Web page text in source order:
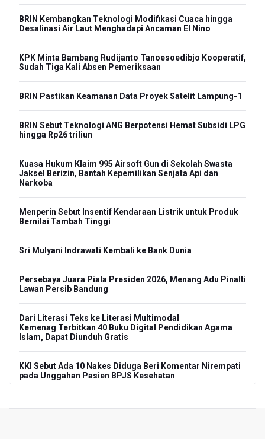
BRIN Kembangkan Teknologi Modifikasi Cuaca hingga
Desalinasi Air Laut Menghadapi Ancaman El Nino
KPK Minta Bambang Rudijanto Tanoesoedibjo Kooperatif,
Sudah Tiga Kali Absen Pemeriksaan
BRIN Pastikan Keamanan Data Proyek Satelit Lampung-1
BRIN Sebut Teknologi ANG Berpotensi Hemat Subsidi LPG
hingga Rp26 triliun
Kuasa Hukum Klaim 995 Airsoft Gun di Sekolah Swasta
Jaksel Berizin, Bantah Kepemilikan Senjata Api dan
Narkoba
Menperin Sebut Insentif Kendaraan Listrik untuk Produk
Bernilai Tambah Tinggi
Sri Mulyani Indrawati Kembali ke Bank Dunia
Persebaya Juara Piala Presiden 2026, Menang Adu Pinalti
Lawan Persib Bandung
Dari Literasi Teks ke Literasi Multimodal
Kemenag Terbitkan 40 Buku Digital Pendidikan Agama
Islam, Dapat Diunduh Gratis
KKI Sebut Ada 10 Nakes Diduga Beri Komentar Nirempati
pada Unggahan Pasien BPJS Kesehatan